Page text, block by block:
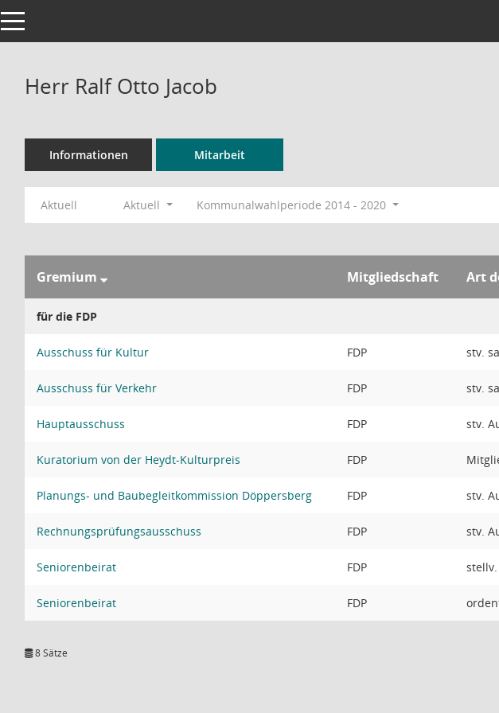
Toggle navigation
Herr Ralf Otto Jacob
Informationen Mitarbeit
Aktuell Aktuell Kommunalwahlperiode 2014 - 2020
Gremium Mitgliedschaft Art
für die FDP
Ausschuss für Kultur FDP stv.
Ausschuss für Verkehr FDP stv.
Hauptausschuss FDP stv.
Kuratorium von der Heydt-Kulturpreis FDP
Planungs- und Baubegleitkommission Döppersberg FDP stv.
Rechnungsprüfungsausschuss FDP stv.
Seniorenbeirat FDP
Seniorenbeirat FDP
8 Sätze